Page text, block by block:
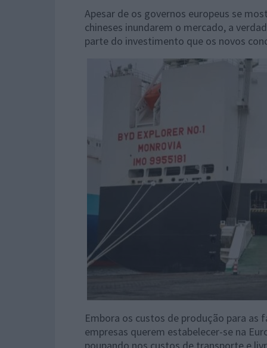
Apesar de os governos europeus se
chineses inundarem o mercado, a
parte do investimento que os novos
Embora os custos de produção para as
empresas querem estabelecer-se na